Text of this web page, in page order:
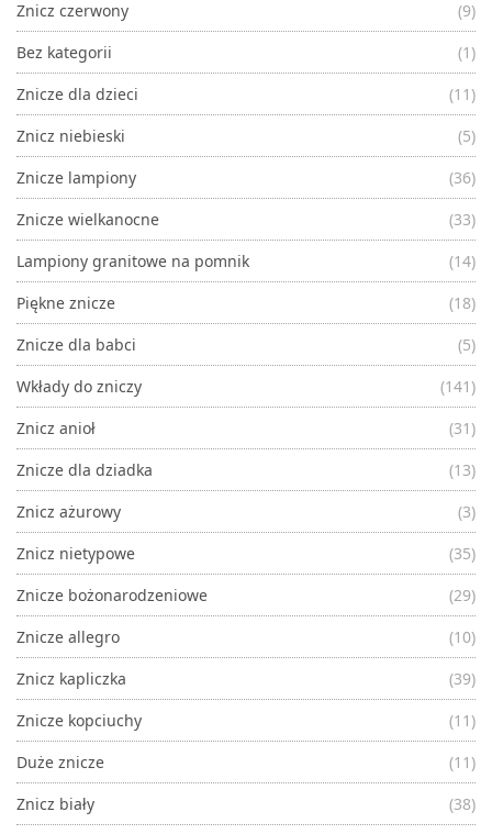
Znicz czerwony
(9)
Bez kategorii
(1)
Znicze dla dzieci
(11)
Znicz niebieski
(5)
Znicze lampiony
(36)
Znicze wielkanocne
(33)
Lampiony granitowe na pomnik
(14)
Piękne znicze
(18)
Znicze dla babci
(5)
Wkłady do zniczy
(141)
Znicz anioł
(31)
Znicze dla dziadka
(13)
Znicz ażurowy
(3)
Znicz nietypowe
(35)
Znicze bożonarodzeniowe
(29)
Znicze allegro
(10)
Znicz kapliczka
(39)
Znicze kopciuchy
(11)
Duże znicze
(11)
Znicz biały
(38)